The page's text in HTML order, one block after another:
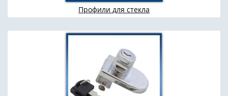
Профили для стекла